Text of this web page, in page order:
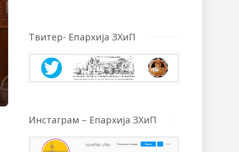
Твитер- Епархија ЗХиП
Инстаграм – Епархија ЗХиП